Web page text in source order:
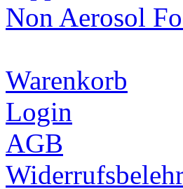
Non Aerosol
Warenkorb
Login
AGB